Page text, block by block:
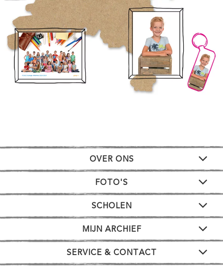
OVER ONS
FOTO'S
SCHOLEN
MIJN ARCHIEF
SERVICE & CONTACT